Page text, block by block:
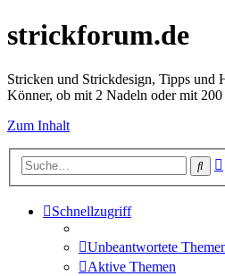
strickforum.de
Stricken und Strickdesign, Tipps und
Könner, ob mit 2 Nadeln oder mit 200
Zum Inhalt
Schnellzugriff
Unbeantwortete
Aktive Themen